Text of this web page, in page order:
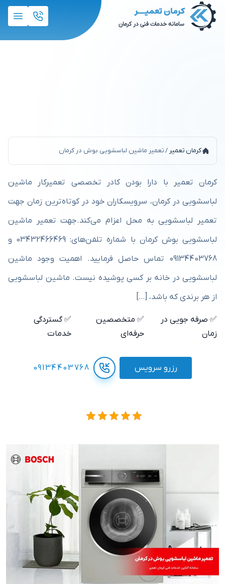
کرمان تعمیر /تعمیر ماشین لباسشویی بوش در کرمان
کرمان تعمیر با دارا بودن کادر تخصصی تعمیرکار ماشین
لباسشویی در کرمان، سرویسکاران خود در کوتاه‌ترین زمان جهت
تعمیر لباسشویی به محل اعزام می‌کند.جهت تعمیر ماشین
لباسشویی بوش کرمان با شماره تلفن‌های: 03432466469 و
09134403768 تماس حاصل فرمایید. اهمیت وجود ماشین
لباسشویی در خانه بر کسی پوشیده نیست. ماشین لباسشویی
از هر برندی که باشد، […]
✅ صرفه جویی در
زمان
✅ متخصصین
حرفه‌ای
✅ گستردگی
خدمات
رزرو سرویس 09134403768